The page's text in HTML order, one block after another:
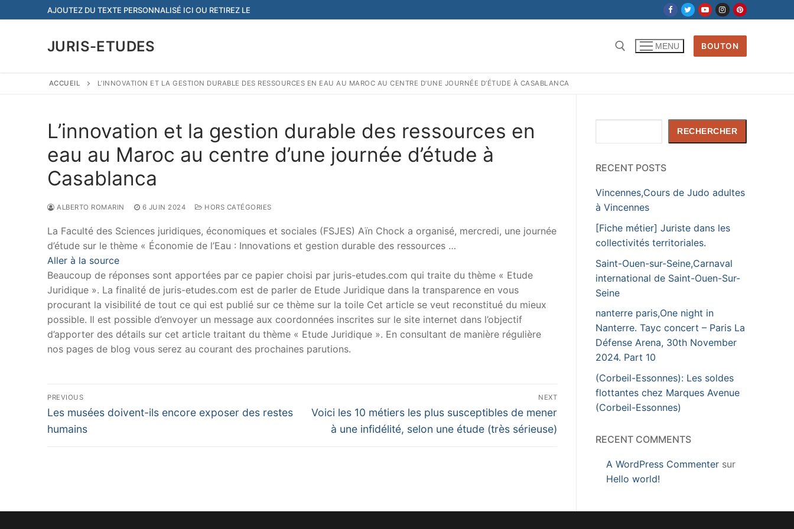
au
AJOUTEZ DU TEXTE PERSONNALISÉ ICI OU RETIREZ LE
JURIS-ETUDES MENU BOUTON
ACCUEIL L’INNOVATION ET LA GESTION DURABLE DES RESSOURCES EN EAU AU MAROC AU CENTRE D’UNE JOURNÉE D’ÉTUDE À CASABLANCA
L’innovation et la gestion durable des ressources en
eau au Maroc au centre d’une journée d’étude à
Casablanca
ALBERTO ROMARIN 6 JUIN 2024 HORS CATÉGORIES
La Faculté des Sciences juridiques, économiques et sociales (FSJES) Aïn Chock a organisé, mercredi, une journée
d’étude sur le thème « Économie de l’Eau : Innovations et gestion durable des ressources …
Aller à la source
Beaucoup de réponses sont apportées par ce papier choisi par juris-etudes.com qui traite du thème « Etude
Juridique ». La finalité de juris-etudes.com est de parler de Etude Juridique dans la transparence en vous
procurant la visibilité de tout ce qui est publié sur ce thème sur la toile Cet article se veut reconstitué du mieux
possible. Il est possible d’envoyer un message aux coordonnées inscrites sur le site internet dans l’objectif
d’apporter des détails sur cet article traitant du thème « Etude Juridique ». En consultant de manière régulière
nos pages de blog vous serez au courant des prochaines parutions.
Navigation
de
l’article
PREVIOUS
Previous
post:
Les musées doivent-ils encore exposer des restes
humains
NEXT
Next
post:
Voici les 10 métiers les plus susceptibles de mener
à une infidélité, selon une étude (très sérieuse)
RECHERCHER
RECENT POSTS
Vincennes,Cours de Judo adultes
à Vincennes
[Fiche métier] Juriste dans les
collectivités territoriales.
Saint-Ouen-sur-Seine,Carnaval
international de Saint-Ouen-Sur-
Seine
nanterre paris,One night in
Nanterre. Tayc concert – Paris La
Défense Arena, 30th November
2024. Part 10
(Corbeil-Essonnes): Les soldes
flottantes chez Marques Avenue
(Corbeil-Essonnes)
RECENT COMMENTS
A WordPress Commenter sur
Hello world!